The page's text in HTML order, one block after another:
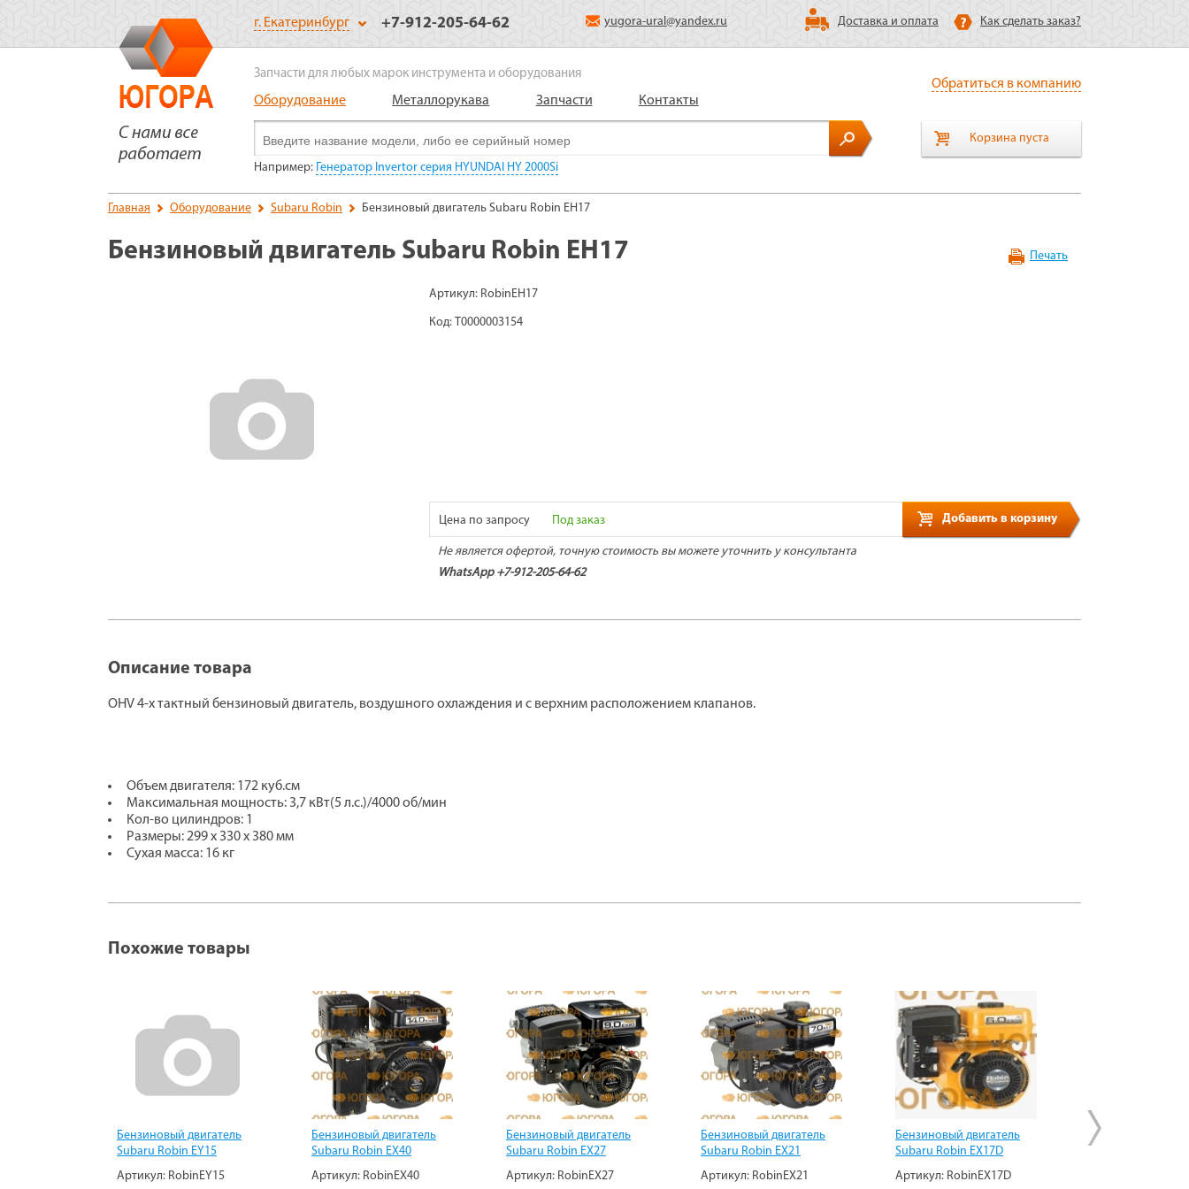
г. Екатеринбург +7-912-205-64-62 yugora-ural@yandex.ru Доставка и оплата Как сделать заказ?
Запчасти для любых марок инструмента и оборудования
Оборудование Металлорукава Запчасти Контакты
Обратиться в компанию
Корзина пуста
Например: Генератор Invertor серия HYUNDAI HY 2000Si
Главная Оборудование Subaru Robin Бензиновый двигатель Subaru Robin EH17
Бензиновый двигатель Subaru Robin EH17 Печать
Артикул: RobinEH17
Код: Т0000003154
Цена по запросу Под заказ Добавить в корзину
Не является офертой, точную стоимость вы можете уточнить у консультанта
WhatsApp +7-912-205-64-62
Описание товара
ОHV 4-х тактный бензиновый двигатель, воздушного охлаждения и с верхним расположением клапанов.
Объем двигателя: 172 куб.см
Максимальная мощность: 3,7 кВт(5 л.с.)/4000 об/мин
Кол-во цилиндров: 1
Размеры: 299 х 330 х 380 мм
Сухая масса: 16 кг
Похожие товары
Бензиновый двигатель
Subaru Robin EY15
Артикул: RobinEY15
Бензиновый двигатель
Subaru Robin EX40
Артикул: RobinEX40
Бензиновый двигатель
Subaru Robin EX27
Артикул: RobinEX27
Бензиновый двигатель
Subaru Robin EX21
Артикул: RobinEX21
Бензиновый двигатель
Subaru Robin EX17D
Артикул: RobinEX17D
Бензиновый